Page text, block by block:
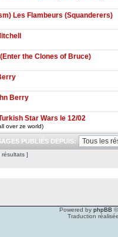
Les Flambeurs (Squanderers)
the Clones of Bruce)
Berry
Star Wars le 12/02
over ze world)
PUBLIÉS DEPUIS:
]
Powered by phpBB
Traduction